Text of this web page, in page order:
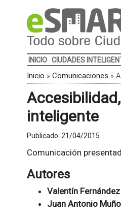
INICIO CIUDADES
Inicio » Comunicaciones »
inteligente
Publicado: 21/04/2015
Comunicación
Autores
Valentín
Juan Antonio